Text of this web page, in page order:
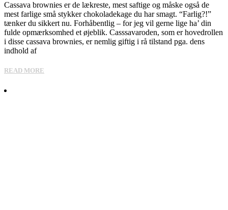
Cassava brownies er de lækreste, mest saftige og måske også de
mest farlige små stykker chokoladekage du har smagt. “Farlig?!”
tænker du sikkert nu. Forhåbentlig – for jeg vil gerne lige ha’ din
fulde opmærksomhed et øjeblik. Casssavaroden, som er hovedrollen
i disse cassava brownies, er nemlig giftig i rå tilstand pga. dens
indhold af
READ MORE